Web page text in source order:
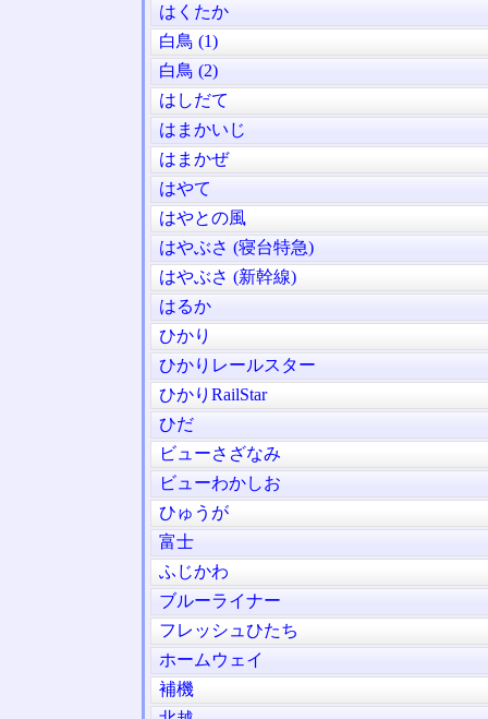
はくたか
白鳥 (1)
白鳥 (2)
はしだて
はまかいじ
はまかぜ
はやて
はやとの風
はやぶさ (寝台特急)
はやぶさ (新幹線)
はるか
ひかり
ひかりレールスター
ひかりRailStar
ひだ
ビューさざなみ
ビューわかしお
ひゅうが
富士
ふじかわ
ブルーライナー
フレッシュひたち
ホームウェイ
補機